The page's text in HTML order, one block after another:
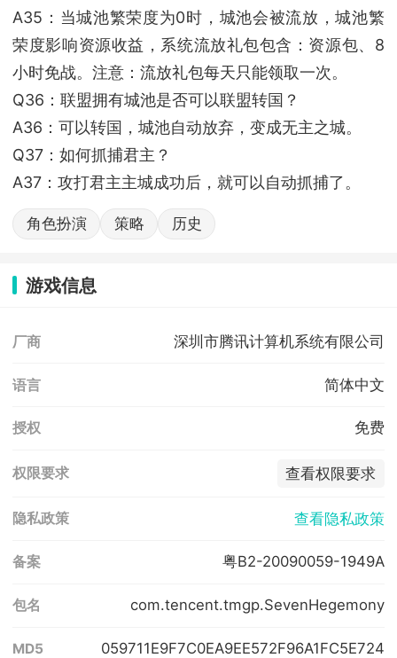
A35：当城池繁荣度为0时，城池会被流放，城池繁
荣度影响资源收益，系统流放礼包包含：资源包、8
小时免战。注意：流放礼包每天只能领取一次。
Q36：联盟拥有城池是否可以联盟转国？
A36：可以转国，城池自动放弃，变成无主之城。
Q37：如何抓捕君主？
A37：攻打君主主城成功后，就可以自动抓捕了。
角色扮演 策略 历史
游戏信息
厂商 深圳市腾讯计算机系统有限公司
语言 简体中文
授权 免费
权限要求 查看权限要求
隐私政策 查看隐私政策
备案 粤B2-20090059-1949A
包名 com.tencent.tmgp.SevenHegemony
MD5 059711E9F7C0EA9EE572F96A1FC5E724